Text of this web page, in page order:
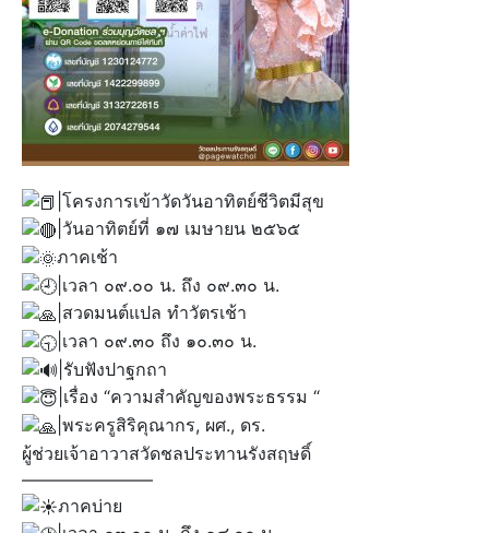
|โครงการเข้าวัดวันอาทิตย์ชีวิตมีสุข
|วันอาทิตย์ที่ ๑๗ เมษายน ๒๕๖๕
ภาคเช้า
|เวลา ๐๙.๐๐ น. ถึง ๐๙.๓๐ น.
|สวดมนต์แปล ทำวัตรเช้า
|เวลา ๐๙.๓๐ ถึง ๑๐.๓๐ น.
|รับฟังปาฐกถา
|เรื่อง “ความสำคัญของพระธรรม “
|พระครูสิริคุณากร, ผศ., ดร.
ผู้ช่วยเจ้าอาวาสวัดชลประทานรังสฤษดิ์
———————–
ภาคบ่าย